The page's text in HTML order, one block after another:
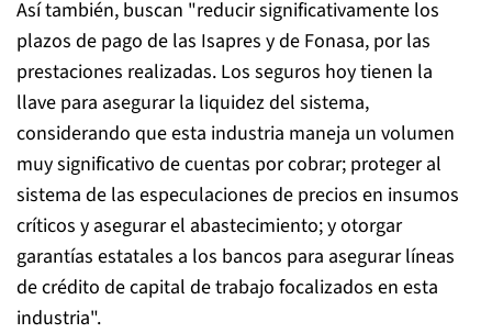
Así también, buscan "reducir significativamente los
plazos de pago de las Isapres y de Fonasa, por las
prestaciones realizadas. Los seguros hoy tienen la
llave para asegurar la liquidez del sistema,
considerando que esta industria maneja un volumen
muy significativo de cuentas por cobrar; proteger al
sistema de las especulaciones de precios en insumos
críticos y asegurar el abastecimiento; y otorgar
garantías estatales a los bancos para asegurar líneas
de crédito de capital de trabajo focalizados en esta
industria".